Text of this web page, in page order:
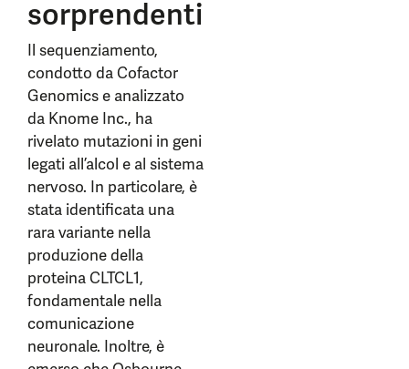
sorprendenti
Il sequenziamento,
condotto da Cofactor
Genomics e analizzato
da Knome Inc., ha
rivelato mutazioni in geni
legati all’alcol e al sistema
nervoso. In particolare, è
stata identificata una
rara variante nella
produzione della
proteina CLTCL1,
fondamentale nella
comunicazione
neuronale. Inoltre, è